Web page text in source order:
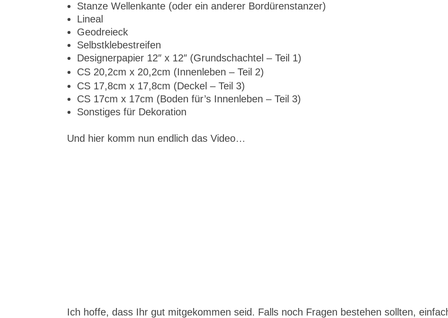
Stanze Wellenkante (oder ein anderer Bordürenstanzer)
Lineal
Geodreieck
Selbstklebestreifen
Designerpapier 12″ x 12″ (Grundschachtel – Teil 1)
CS 20,2cm x 20,2cm (Innenleben – Teil 2)
CS 17,8cm x 17,8cm (Deckel – Teil 3)
CS 17cm x 17cm (Boden für’s Innenleben – Teil 3)
Sonstiges für Dekoration
Und hier komm nun endlich das Video…
Ich hoffe, dass Ihr gut mitgekommen seid. Falls noch Fragen bestehen sollten,